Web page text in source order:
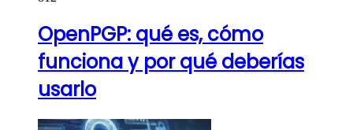
OpenPGP: qué es, cómo
funciona y por qué deberías
usarlo